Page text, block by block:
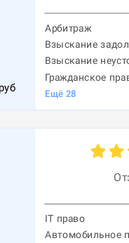
руб
Арбитраж
Взыскание
Взыскание
Гражданское
Ещё 28
IT право
Автомобильное